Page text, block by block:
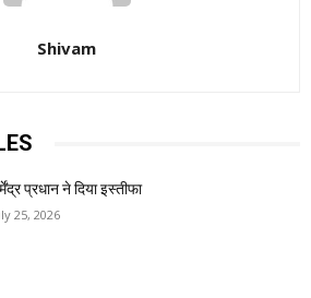
Shivam
प्रधान ने दिया इस्तीफा
25, 2026